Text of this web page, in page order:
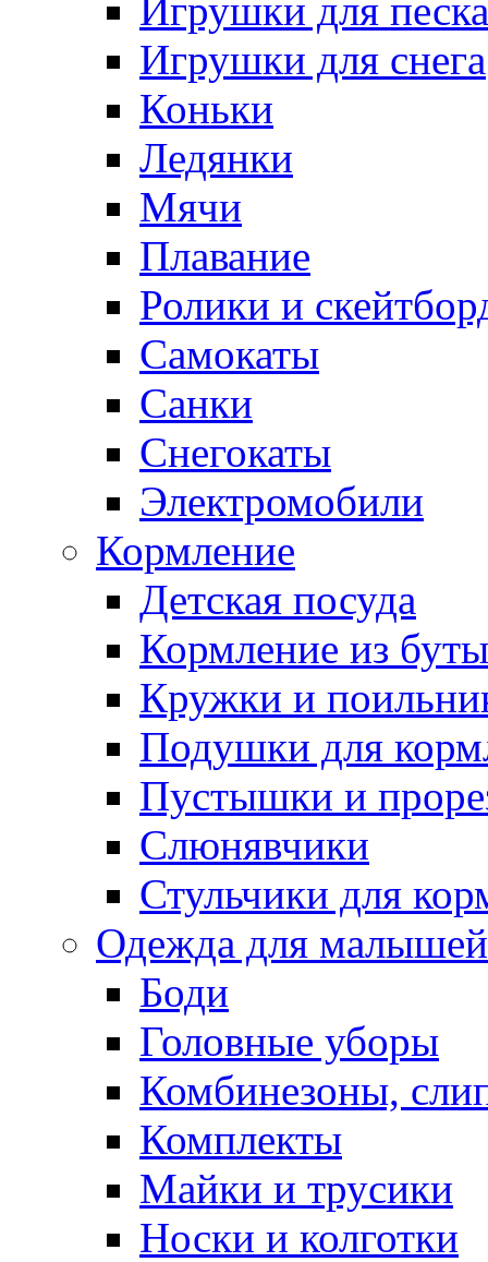
Игрушки для песка
Игрушки для снега
Коньки
Ледянки
Мячи
Плавание
Ролики и
Самокаты
Санки
Снегокаты
Электромобили
Кормление
Детская посуда
Кормление из
Кружки и
Подушки для
Пустышки и
Слюнявчики
Стульчики для
Одежда для малышей
Боди
Головные уборы
Комбинезоны,
Комплекты
Майки и трусики
Носки и колготки